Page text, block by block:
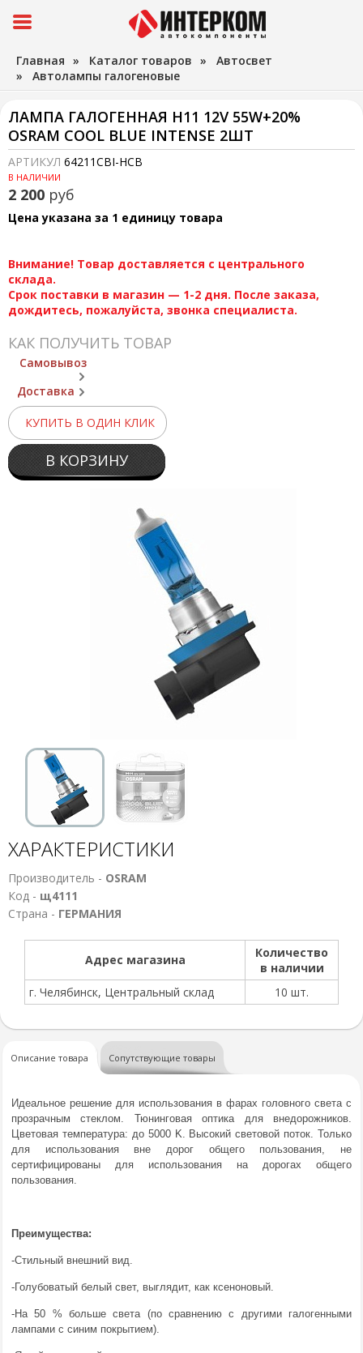
Главная » Каталог товаров » Автосвет
» Автолампы галогеновые
ЛАМПА ГАЛОГЕННАЯ H11 12V 55W+20%
OSRAM COOL BLUE INTENSE 2ШТ
АРТИКУЛ 64211CBI-HCB
В НАЛИЧИИ
2 200 руб
Цена указана за 1 единицу товара
Внимание! Товар доставляется с центрального
склада.
Срок поставки в магазин — 1-2 дня. После заказа,
дождитесь, пожалуйста, звонка специалиста.
КАК ПОЛУЧИТЬ ТОВАР
Самовывоз
Доставка
КУПИТЬ В ОДИН КЛИК
В КОРЗИНУ
ХАРАКТЕРИСТИКИ
Производитель - OSRAM
Код - щ4111
Страна - ГЕРМАНИЯ
Адрес магазина
Количество
в наличии
г. Челябинск, Центральный склад
10 шт.
Описание товара Сопутствующие товары
Идеальное решение для использования в фарах головного света с
прозрачным стеклом. Тюнинговая оптика для внедорожников.
Цветовая температура: до 5000 K. Высокий световой поток. Только
для использования вне дорог общего пользования, не
сертифицированы для использования на дорогах общего
пользования.
Преимущества:
-Стильный внешний вид.
-Голубоватый белый свет, выглядит, как ксеноновый.
-На 50 % больше света (по сравнению с другими галогенными
лампами с синим покрытием).